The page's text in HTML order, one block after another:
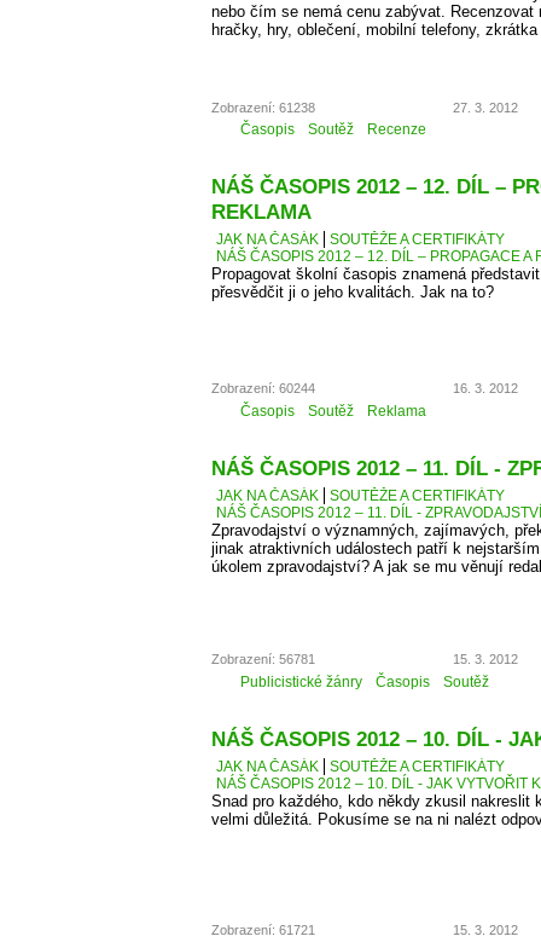
nebo čím se nemá cenu zabývat. Recenzovat
hračky, hry, oblečení, mobilní telefony,
Zobrazení: 61238 27. 3. 2012
Časopis Soutěž Recenze
NÁŠ ČASOPIS 2012 – 12. DÍL –
REKLAMA
JAK NA ČASÁK
SOUTĚŽE A CERTIFIKÁTY
NÁŠ ČASOPIS 2012 – 12. DÍL – PROPAGACE A
Propagovat školní časopis znamená
přesvědčit ji o jeho kvalitách. Jak na to?
Zobrazení: 60244 16. 3. 2012
Časopis Soutěž Reklama
NÁŠ ČASOPIS 2012 – 11. DÍL -
JAK NA ČASÁK
SOUTĚŽE A CERTIFIKÁTY
NÁŠ ČASOPIS 2012 – 11. DÍL - ZPRAVODAJSTVÍ
Zpravodajství o významných, zajímavých,
jinak atraktivních událostech patří k
úkolem zpravodajství? A jak se mu věnují
Zobrazení: 56781 15. 3. 2012
Publicistické žánry Časopis Soutěž
NÁŠ ČASOPIS 2012 – 10. DÍL -
JAK NA ČASÁK
SOUTĚŽE A CERTIFIKÁTY
NÁŠ ČASOPIS 2012 – 10. DÍL - JAK VYTVOŘIT
Snad pro každého, kdo někdy zkusil nakreslit
velmi důležitá. Pokusíme se na ni nalézt
Zobrazení: 61721 15. 3. 2012